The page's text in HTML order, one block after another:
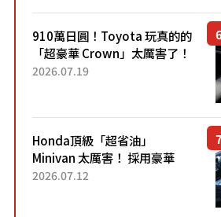
910萬日圓！Toyota 玩真的的
「超豪華 Crown」太厲害了！
採用由「匠人技藝」打造的
2026.07.19
Honda頂級「超省油」
Minivan 太厲害！ 採用豪華
「真皮座椅」與專屬「黑色內
2026.07.12